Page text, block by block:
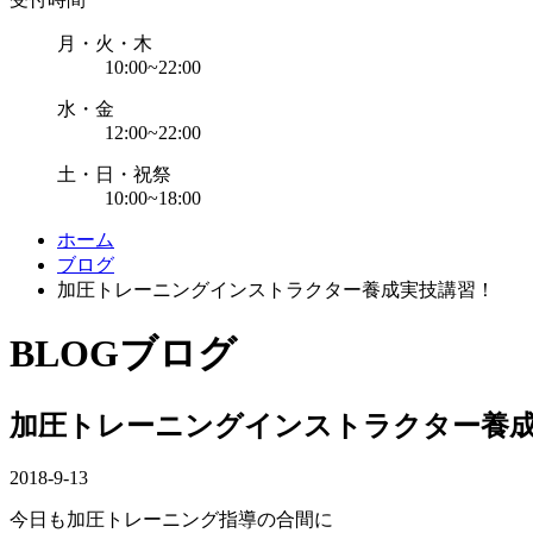
月・火・木
10:00~22:00
水・金
12:00~22:00
土・日・祝祭
10:00~18:00
ホーム
ブログ
加圧トレーニングインストラクター養成実技講習！
BLOGブログ
加圧トレーニングインストラクター養
2018-9-13
今日も加圧トレーニング指導の合間に